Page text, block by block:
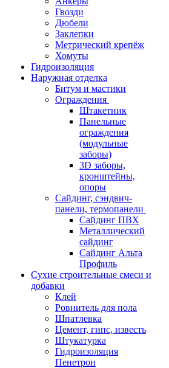
Гвозди
Дюбели
Заклепки
Метрический крепёж
Хомуты
Гидроизоляция
Наружная отделка
Битум и мастики
Ограждения
Штакетник
Панельные
ограждения
(модульные
заборы)
3D заборы,
кронштейны,
опоры
Cайдинг, сэндвич-
панели, термопанели
Сайдинг ПВХ
Металлический
сайдинг
Сайдинг Альта
Профиль
Сухие строительные смеси и
добавки
Клей
Ровнитель для пола
Шпатлевка
Цемент, гипс, известь
Штукатурка
Гидроизоляция
Пенетрон